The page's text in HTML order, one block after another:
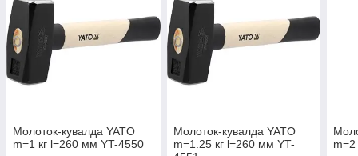
Молоток-кувалда YATO
m=1 кг l=260 мм YT-4550
Молоток-кувалда YATO
m=1.25 кг l=260 мм YT-